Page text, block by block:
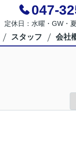
047-
休日：水曜・GW・
スタッフ 会社